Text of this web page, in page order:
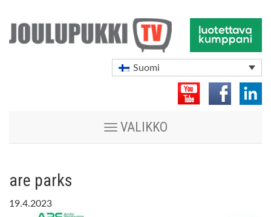
Suomi
VaihdaVALIKKO
are parks
19.4.2023